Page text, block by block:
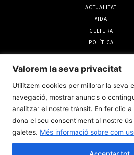
Valorem la seva privacitat
Utilitzem cookies per millorar la seva
navegació, mostrar anuncis o
analitzar el nostre trànsit. En fer clic a
dóna el seu consentiment al nostre ús
galetes. Més informació sobre com
Acceptar tot
ACTUALITAT
VIDA
CULTURA
POLÍTICA
Notícies
Amposta recupera les Cases del
culmina un projecte estratègic que
patrimoni, turisme i gastronomia
7 agost 2026
La calor extrema torna a matar el
delta de l’Ebre i fa perdre la